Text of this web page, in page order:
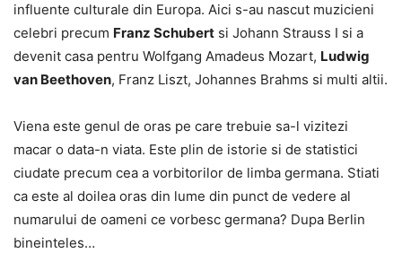
influente culturale din Europa. Aici s-au nascut muzicieni
celebri precum Franz Schubert si Johann Strauss I si a
devenit casa pentru Wolfgang Amadeus Mozart, Ludwig
van Beethoven, Franz Liszt, Johannes Brahms si multi altii.
Viena este genul de oras pe care trebuie sa-l vizitezi
macar o data-n viata. Este plin de istorie si de statistici
ciudate precum cea a vorbitorilor de limba germana. Stiati
ca este al doilea oras din lume din punct de vedere al
numarului de oameni ce vorbesc germana? Dupa Berlin
bineinteles…